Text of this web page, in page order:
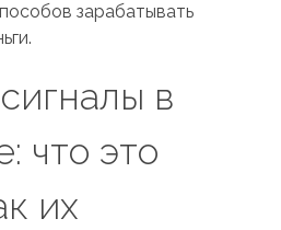
зарабатывать
в
что это
их